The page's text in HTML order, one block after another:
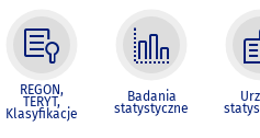
REGON,
TERYT,
Klasyfikacje
Badania
statystyczne